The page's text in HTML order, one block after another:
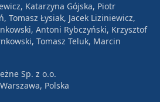
Katarzyna Gójska, Piotr
Tomasz Łysiak, Jacek Liziniewicz,
Antoni Rybczyński, Krzysztof
Tomasz Teluk, Marcin
Sp. z o.o.
Polska